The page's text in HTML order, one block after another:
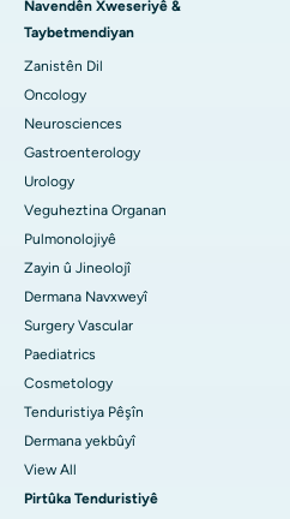
Navendên Xweseriyê &
Taybetmendiyan
Zanistên Dil
Oncology
Neurosciences
Gastroenterology
Urology
Veguheztina Organan
Pulmonolojiyê
Zayin û Jineolojî
Dermana Navxweyî
Surgery Vascular
Paediatrics
Cosmetology
Tenduristiya Pêşîn
Dermana yekbûyî
View All
Pirtûka Tenduristiyê